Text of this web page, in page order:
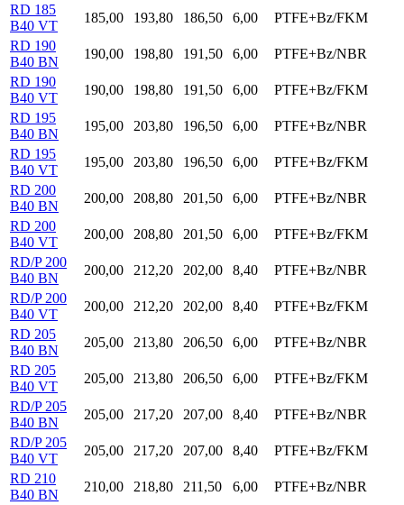
RD 185
B40 VT
185,00 193,80 186,50 6,00
PTFE+Bz/FKM
RD 190
B40 BN
190,00 198,80 191,50 6,00
PTFE+Bz/NBR
RD 190
B40 VT
190,00 198,80 191,50 6,00
PTFE+Bz/FKM
RD 195
B40 BN
195,00 203,80 196,50 6,00
PTFE+Bz/NBR
RD 195
B40 VT
195,00 203,80 196,50 6,00
PTFE+Bz/FKM
RD 200
B40 BN
200,00 208,80 201,50 6,00
PTFE+Bz/NBR
RD 200
B40 VT
200,00 208,80 201,50 6,00
PTFE+Bz/FKM
RD/P 200
B40 BN
200,00 212,20 202,00 8,40
PTFE+Bz/NBR
RD/P 200
B40 VT
200,00 212,20 202,00 8,40
PTFE+Bz/FKM
RD 205
B40 BN
205,00 213,80 206,50 6,00
PTFE+Bz/NBR
RD 205
B40 VT
205,00 213,80 206,50 6,00
PTFE+Bz/FKM
RD/P 205
B40 BN
205,00 217,20 207,00 8,40
PTFE+Bz/NBR
RD/P 205
B40 VT
205,00 217,20 207,00 8,40
PTFE+Bz/FKM
RD 210
B40 BN
210,00 218,80 211,50 6,00
PTFE+Bz/NBR